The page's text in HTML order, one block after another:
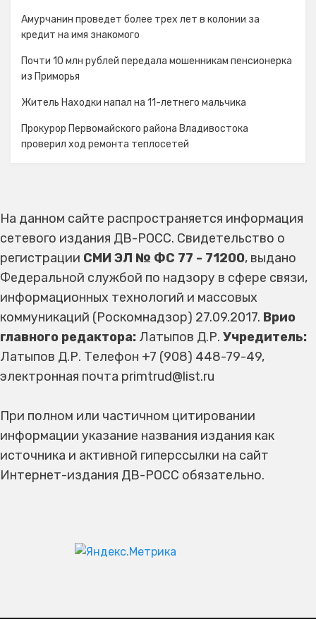
Амурчанин проведет более трех лет в колонии за
кредит на имя знакомого
Почти 10 млн рублей передала мошенникам пенсионерка
из Приморья
Житель Находки напал на 11-летнего мальчика
Прокурор Первомайского района Владивостока
проверил ход ремонта теплосетей
На данном сайте распространяется информация
сетевого издания ДВ-РОСС. Свидетельство о
регистрации СМИ ЭЛ № ФС 77 - 71200, выдано
Федеральной службой по надзору в сфере связи,
информационных технологий и массовых
коммуникаций (Роскомнадзор) 27.09.2017. Врио
главного редактора: Латыпов Д.Р. Учредитель:
Латыпов Д.Р. Телефон +7 (908) 448-79-49,
электронная почта primtrud@list.ru
При полном или частичном цитировании
информации указание названия издания как
источника и активной гиперссылки на сайт
Интернет-издания ДВ-РОСС обязательно.